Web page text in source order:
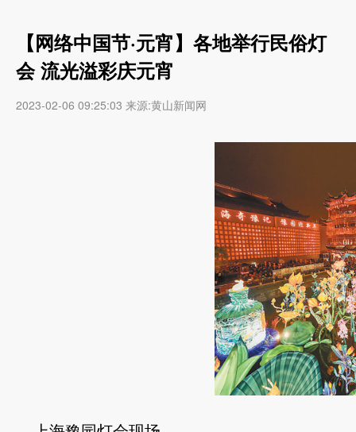
【网络中国节·元宵】各地举行民俗灯
会 流光溢彩庆元宵
2023-02-06 09:25:03 来源:黄山新闻网